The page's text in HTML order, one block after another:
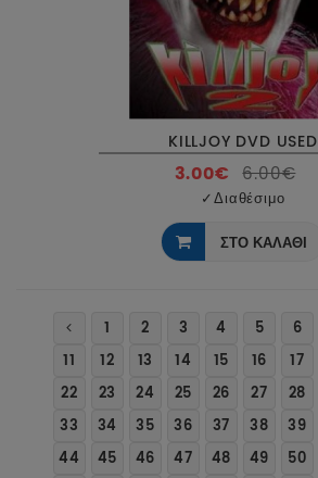
KILLJOY DVD USED
3.00€ 6.00€
✓Διαθέσιμο
ΣΤΟ ΚΑΛΑΘΙ
1 2 3 4 5 6
11
12 13 14 15 16 17
22
23 24 25 26 27 28
33
34 35 36 37 38 39
44
45 46 47 48 49 50